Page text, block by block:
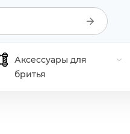
Аксессуары для
бритья